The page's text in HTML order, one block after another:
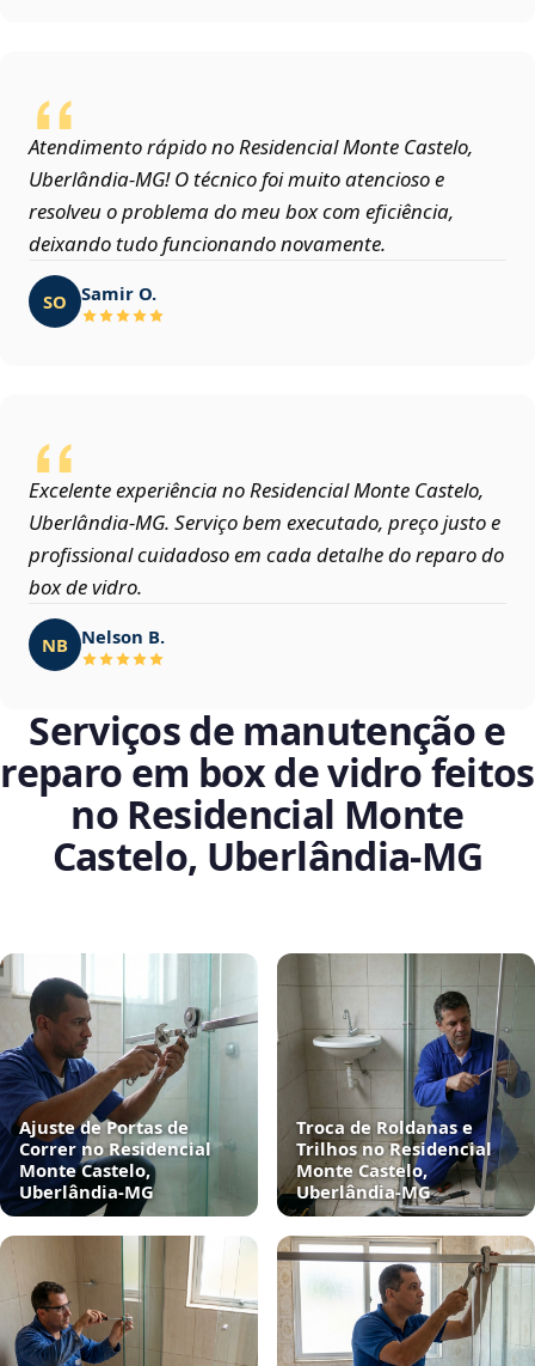
Atendimento rápido no Residencial Monte Castelo,
Uberlândia‑MG! O técnico foi muito atencioso e
resolveu o problema do meu box com eficiência,
deixando tudo funcionando novamente.
SO Samir O.
Excelente experiência no Residencial Monte Castelo,
Uberlândia‑MG. Serviço bem executado, preço justo e
profissional cuidadoso em cada detalhe do reparo do
box de vidro.
NB Nelson B.
Serviços de manutenção e
reparo em box de vidro feitos
no Residencial Monte
Castelo, Uberlândia‑MG
Ajuste de Portas de
Correr no Residencial
Monte Castelo,
Uberlândia‑MG
Troca de Roldanas e
Trilhos no Residencial
Monte Castelo,
Uberlândia‑MG